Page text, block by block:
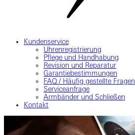
Kundenservice
Uhrenregistrierung
Pflege und Handhabung
Revision und Reparatur
Garantiebestimmungen
FAQ / Häufig gestellte Fragen
Serviceanfrage
Armbänder und Schließen
Kontakt